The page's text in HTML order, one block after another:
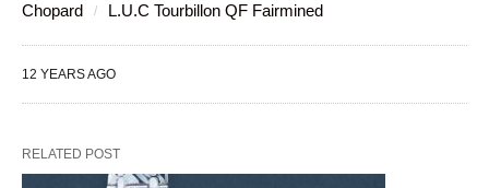
Chopard L.U.C Tourbillon QF Fairmined
12 YEARS AGO
RELATED POST